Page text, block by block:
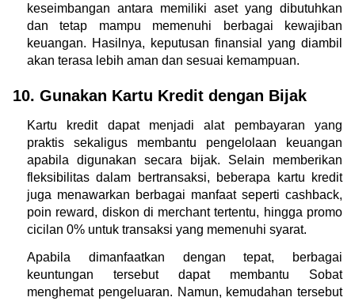
keseimbangan antara memiliki aset yang dibutuhkan
dan tetap mampu memenuhi berbagai kewajiban
keuangan. Hasilnya, keputusan finansial yang diambil
akan terasa lebih aman dan sesuai kemampuan.
10. Gunakan Kartu Kredit dengan Bijak
Kartu kredit dapat menjadi alat pembayaran yang
praktis sekaligus membantu pengelolaan keuangan
apabila digunakan secara bijak. Selain memberikan
fleksibilitas dalam bertransaksi, beberapa kartu kredit
juga menawarkan berbagai manfaat seperti cashback,
poin reward, diskon di merchant tertentu, hingga promo
cicilan 0% untuk transaksi yang memenuhi syarat.
Apabila dimanfaatkan dengan tepat, berbagai
keuntungan tersebut dapat membantu Sobat
menghemat pengeluaran. Namun, kemudahan tersebut